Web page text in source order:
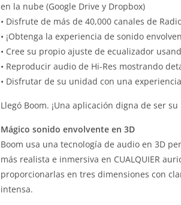
en la nube (Google Drive y Dropbox)
• Disfrute de más de 40,000 canales de
• ¡Obtenga la experiencia de sonido
• Cree su propio ajuste de ecualizador
• Reproducir audio de Hi-Res mostrando
• Disfrutar de su unidad con una
Llegó Boom. ¡Una aplicación digna de ser
Mágico sonido envolvente en 3D
Boom usa una tecnología de audio en 3D
más realista e inmersiva en CUALQUIER
proporcionarlas en tres dimensiones con
intensa.